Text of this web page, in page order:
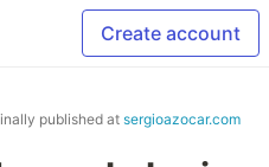
Create account
published at sergioazocar.com